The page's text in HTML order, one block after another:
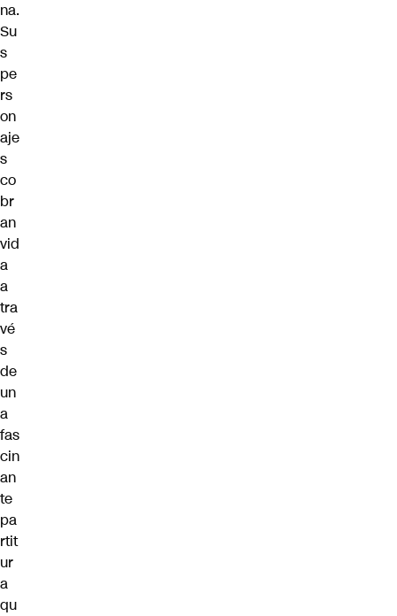
na.
Su
s
pe
rs
on
aje
s
co
br
an
vid
a
a
tra
vé
s
de
un
a
fas
cin
an
te
pa
rtit
ur
a
qu